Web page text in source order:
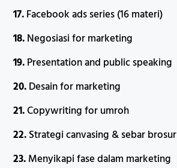
17.Facebook ads series (16 materi)
18.Negosiasi for marketing
19.Presentation and public speaking
20.Desain for marketing
21.Copywriting for umroh
22.Strategi canvasing & sebar brosur
23.Menyikapi fase dalam marketing